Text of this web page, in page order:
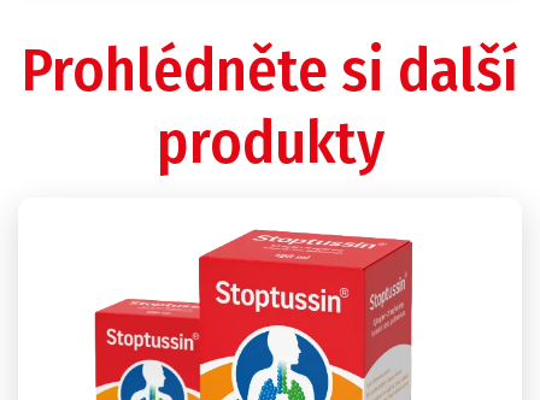
Prohlédněte si další
produkty